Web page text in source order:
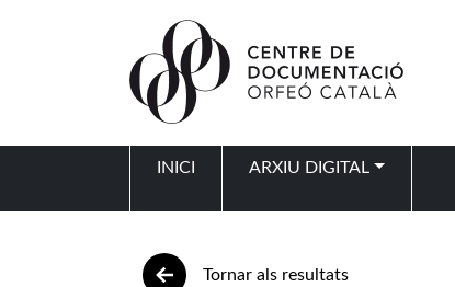
INICI ARXIU DIGITAL
Tornar als resultats